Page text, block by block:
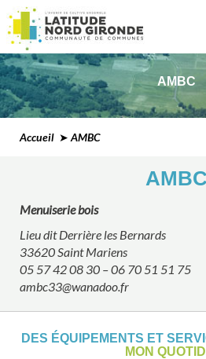
AMBC
Accueil ➤ AMBC
AMBC
Menuiserie bois
Lieu dit Derrière les Bernards
33620 Saint Mariens
05 57 42 08 30 – 06 70 51 51 75
ambc33@wanadoo.fr
DES ÉQUIPEMENTS ET
MON